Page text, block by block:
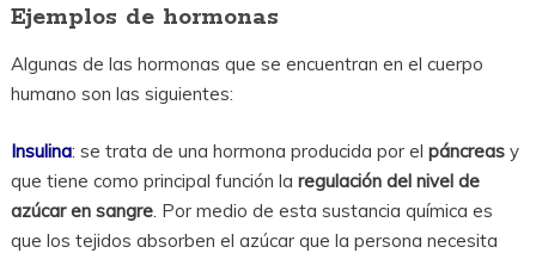
Ejemplos de hormonas
Algunas de las hormonas que se encuentran en el cuerpo
humano son las siguientes:
Insulina: se trata de una hormona producida por el páncreasy
que tiene como principal función la regulación del nivel de
azúcar en sangre. Por medio de esta sustancia química es
que los tejidos absorben el azúcar que la persona necesita